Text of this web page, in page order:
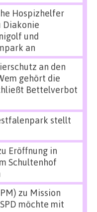
Hospizhelfer
Diakonie
und
an
an den
gehört die
Bettelverbot
stellt
Eröffnung in
Schultenhof
zu Mission
möchte mit